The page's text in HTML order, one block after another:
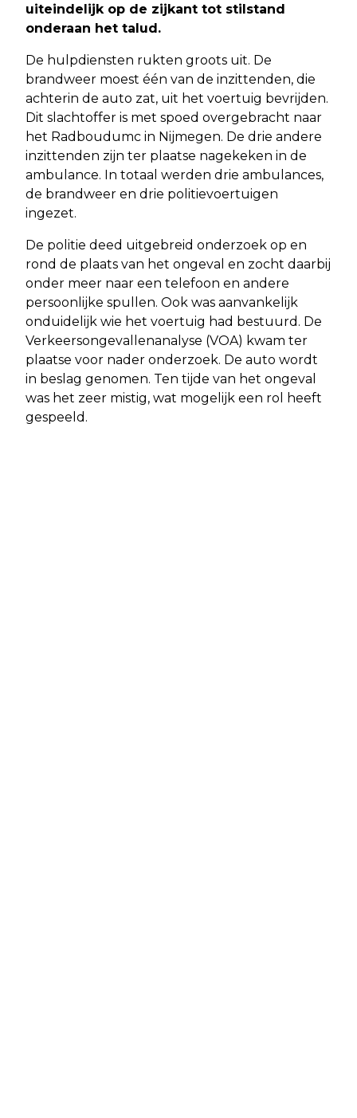
uiteindelijk op de zijkant tot stilstand
onderaan het talud.
De hulpdiensten rukten groots uit. De
brandweer moest één van de inzittenden, die
achterin de auto zat, uit het voertuig bevrijden.
Dit slachtoffer is met spoed overgebracht naar
het Radboudumc in Nijmegen. De drie andere
inzittenden zijn ter plaatse nagekeken in de
ambulance. In totaal werden drie ambulances,
de brandweer en drie politievoertuigen
ingezet.
De politie deed uitgebreid onderzoek op en
rond de plaats van het ongeval en zocht daarbij
onder meer naar een telefoon en andere
persoonlijke spullen. Ook was aanvankelijk
onduidelijk wie het voertuig had bestuurd. De
Verkeersongevallenanalyse (VOA) kwam ter
plaatse voor nader onderzoek. De auto wordt
in beslag genomen. Ten tijde van het ongeval
was het zeer mistig, wat mogelijk een rol heeft
gespeeld.